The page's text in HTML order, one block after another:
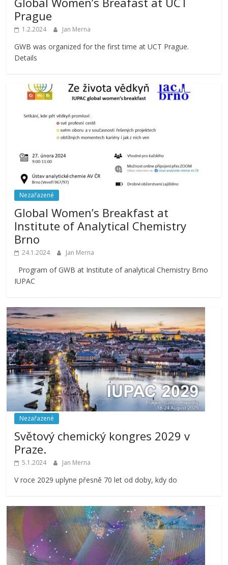
Prague
1.2.2024 Jan Merna
GWB was organized for the first time at UCT Prague.
Details
Nezařazené
Global Women’s Breakfast at
Institute of Analytical Chemistry
Brno
24.1.2024 Jan Merna
Program of GWB at Institute of analytical Chemistry Brno
IUPAC
Nezařazené
Světový chemický kongres 2029 v
Praze.
5.1.2024 Jan Merna
V roce 2029 uplyne přesně 70 let od doby, kdy do